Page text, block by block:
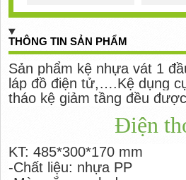
THÔNG TIN SẢN PHẨM
Sản phẩm kệ nhựa vát 1
láp đồ điện tử,….Kệ dụng
tháo kệ giảm tầng đều
Điện
KT: 485*300*170 mm
-Chất liệu: nhựa PP